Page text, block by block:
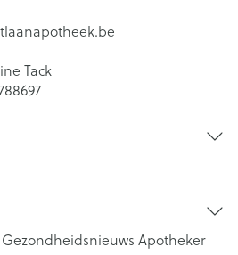
Tack
Gezondheidsnieuws Apotheker